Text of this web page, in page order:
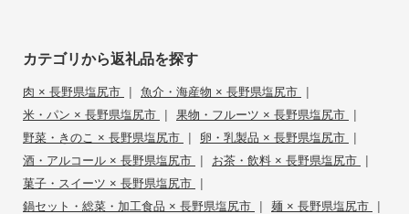
カテゴリから返礼品を探す
肉 × 長野県塩尻市 | 魚介・海産物 × 長野県塩尻市 |
米・パン × 長野県塩尻市 | 果物・フルーツ × 長野県塩尻市 |
野菜・きのこ × 長野県塩尻市 | 卵・乳製品 × 長野県塩尻市 |
酒・アルコール × 長野県塩尻市 | お茶・飲料 × 長野県塩尻市 |
菓子・スイーツ × 長野県塩尻市 |
鍋セット・総菜・加工食品 × 長野県塩尻市 | 麺 × 長野県塩尻市 |